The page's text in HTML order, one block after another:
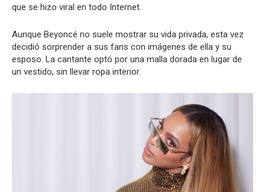
que se hizo viral en todo Internet.
Aunque Beyoncé no suele mostrar su vida privada, esta vez
decidió sorprender a sus fans con imágenes de ella y su
esposo. La cantante optó por una malla dorada en lugar de
un vestido, sin llevar ropa interior.